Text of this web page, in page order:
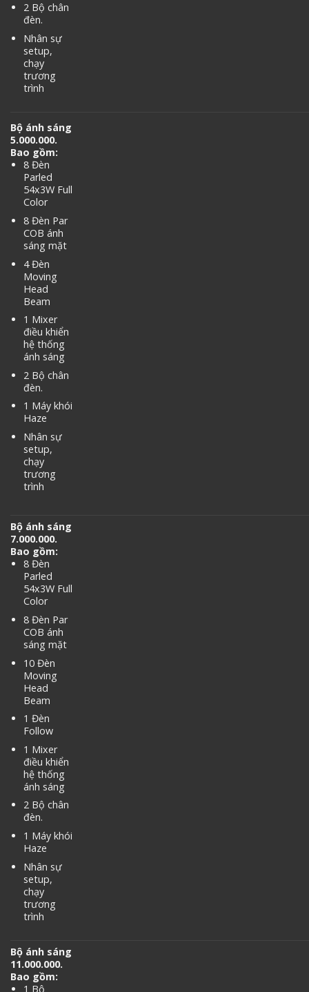
2 Bộ chân
đèn.
Nhân sự
setup,
chạy
trương
trình
Bộ ánh sáng
5.000.000.
Bao gồm:
8 Đèn
Parled
54x3W Full
Color
8 Đèn Par
COB ánh
sáng mặt
4 Đèn
Moving
Head
Beam
1 Mixer
điều khiển
hệ thống
ánh sáng
2 Bộ chân
đèn.
1 Máy khói
Haze
Nhân sự
setup,
chạy
trương
trình
Bộ ánh sáng
7.000.000.
Bao gồm:
8 Đèn
Parled
54x3W Full
Color
8 Đèn Par
COB ánh
sáng mặt
10 Đèn
Moving
Head
Beam
1 Đèn
Follow
1 Mixer
điều khiển
hệ thống
ánh sáng
2 Bộ chân
đèn.
1 Máy khói
Haze
Nhân sự
setup,
chạy
trương
trình
Bộ ánh sáng
11.000.000.
Bao gồm:
1 Bộ